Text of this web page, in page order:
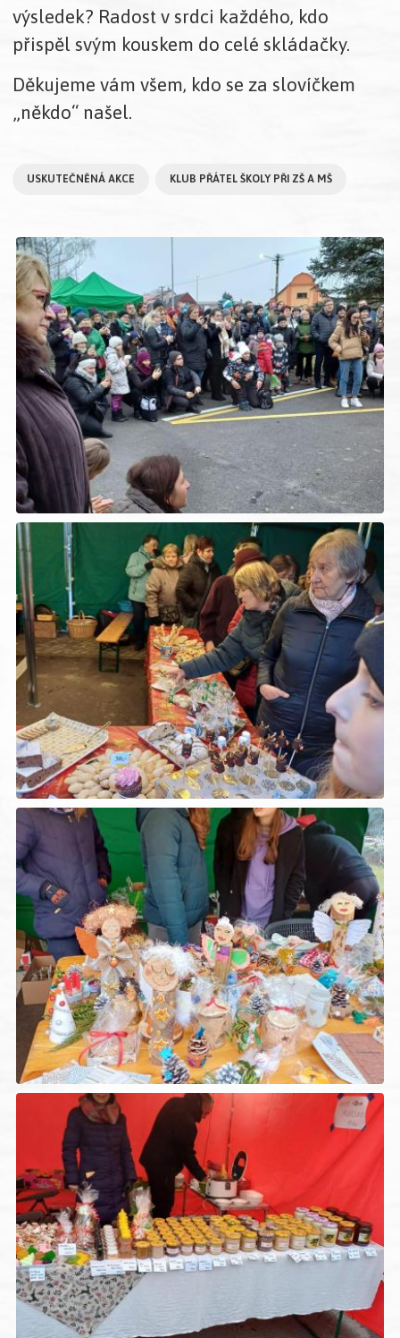
výsledek? Radost v srdci každého, kdo
přispěl svým kouskem do celé skládačky.
Děkujeme vám všem, kdo se za slovíčkem
„někdo“ našel.
USKUTEČNĚNÁ AKCE KLUB PŘÁTEL ŠKOLY PŘI ZŠ A MŠ